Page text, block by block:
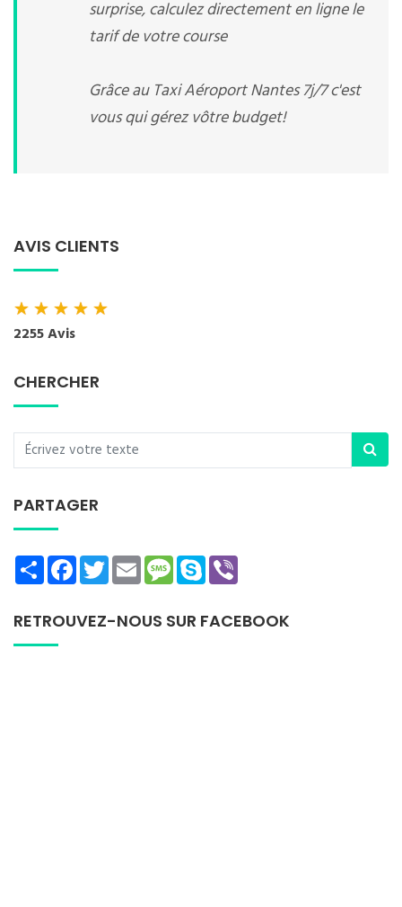
surprise, calculez directement en ligne le
tarif de votre course
Grâce au Taxi Aéroport Nantes 7j/7 c'est
vous qui gérez vôtre budget!
AVIS CLIENTS
★★★★★
2255 Avis
CHERCHER
PARTAGER
ShareFacebookTwitterEmailMessage
Skype
RETROUVEZ-NOUS SUR FACEBOOK